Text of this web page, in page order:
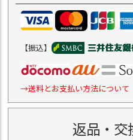
【振込】
→送料とお支払い方法について
返品・交